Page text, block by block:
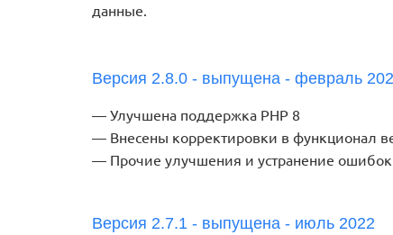
данные.
Версия 2.8.0 - выпущена - февраль
Улучшена поддержка PHP 8
Внесены корректировки в функционал
Прочие улучшения и устранение ошибок
Версия 2.7.1 - выпущена - июль 2022